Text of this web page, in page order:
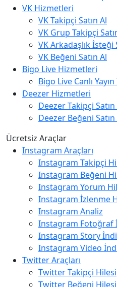
VK Hizmetleri
VK Takipçi Satın Al
VK Grup Takipçi
VK Arkadaşlık İsteği
VK Beğeni Satın Al
Bigo Live Hizmetleri
Bigo Live Canlı
Deezer Hizmetleri
Deezer Takipçi Satın
Deezer Beğeni Satın
Ücretsiz Araçlar
Instagram Araçları
Instagram Takipçi
Instagram Beğeni
Instagram Yorum
Instagram İzlenme
Instagram Analiz
Instagram Fotoğraf
Instagram Story
Instagram Video
Twitter Araçları
Twitter Takipçi Hilesi
Twitter Beğeni Hilesi